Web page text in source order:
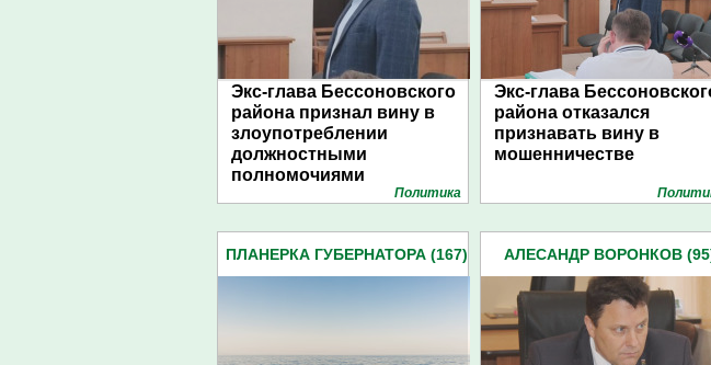
Экс-глава Бессоновского
района признал вину в
злоупотреблении
должностными
полномочиями
Политика
Экс-глава
района отказался
признавать вину в
мошенничестве
ПЛАНЕРКА ГУБЕРНАТОРА (167) АЛЕСАНДР ВОРОНКОВ